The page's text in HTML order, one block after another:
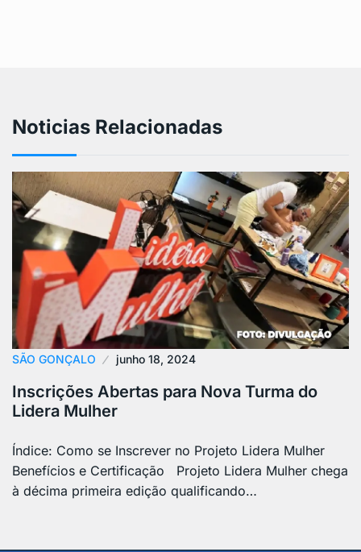
Noticias Relacionadas
SÃO GONÇALO junho 18, 2024
Inscrições Abertas para Nova Turma do
Lidera Mulher
Índice: Como se Inscrever no Projeto Lidera Mulher
Benefícios e Certificação Projeto Lidera Mulher chega
à décima primeira edição qualificando…